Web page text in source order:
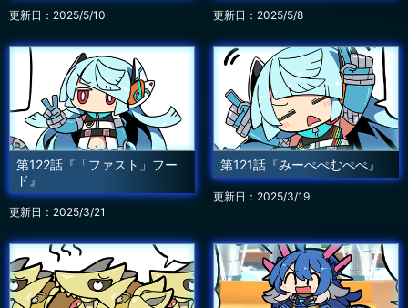
更新日：2025/5/10 更新日：2025/5/8
第122話『「ファスト」フー
ド』
更新日：2025/3/21
第121話『みーぺぺむぺぺ』
更新日：2025/3/19